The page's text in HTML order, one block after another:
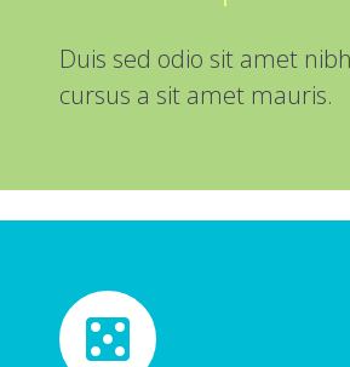
Duis sed odio sit amet
cursus a sit amet mauris.

